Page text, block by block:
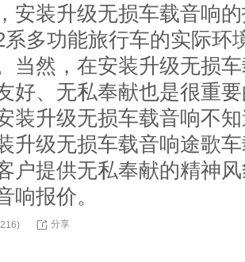
安装升级无损车载音响
系多功能旅行车的实际环
当然，在安装升级无损
好、无私奉献也是很重
装升级无损车载音响不
升级无损车载音响途歌
户提供无私奉献的精神
响报价。
216) 分享